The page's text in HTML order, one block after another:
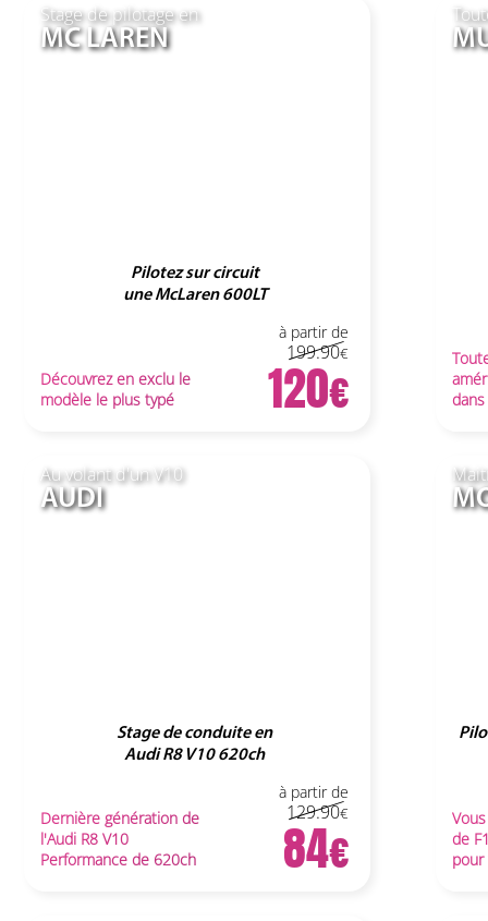
Découvrez en exclu le
modèle le plus typé
Pilotez sur circuit
une McLaren 600LT
Stage de pilotage en
MC LAREN
à partir de
199.90
120
Dernière génération de
l'Audi R8 V10
Performance de 620ch
Stage de conduite en
Audi R8 V10620ch
Au volant d'un V10
AUDI
à partir de
129.90
84
de
pour